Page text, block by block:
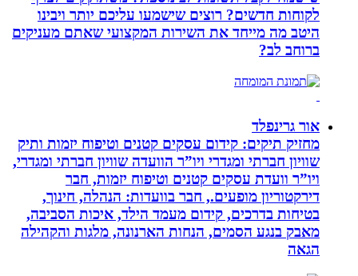
לקוחות חדשים? רוצים שישמעו עליכם יותר ויבינו
היטב מה מייחד את השירות המקצועי שאתם מעניקים
ברוחב לב?
אור גרינפלד
מחזיק תיקים: קידום עסקים קטנים וטיפוח יזמות ותיק
שוויון חברתי ומגדרי ויו”ר הוועדה שוויון חברתי ומגדרי,
ויו”ר וועדת עסקים קטנים וטיפוח יזמות, חבר
דירקטוריון מופעים., חבר בוועדות: הנהלה, חינוך,
בטיחות בדרכים, קידום מעמד הילד, איכות הסביבה,
מאבק בנגע הסמים, הנחות הארנונה, מלגות והקהילה
הגאה